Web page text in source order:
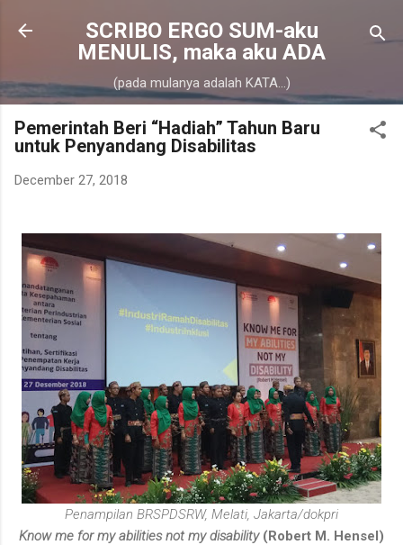
Skip to main content
SCRIBO ERGO SUM-aku
MENULIS, maka aku ADA
(pada mulanya adalah KATA...)
Pemerintah Beri “Hadiah” Tahun Baru
untuk Penyandang Disabilitas
December 27, 2018
Penampilan BRSPDSRW, Melati, Jakarta/dokpri
Know me for my abilities not my disability (Robert M. Hensel)